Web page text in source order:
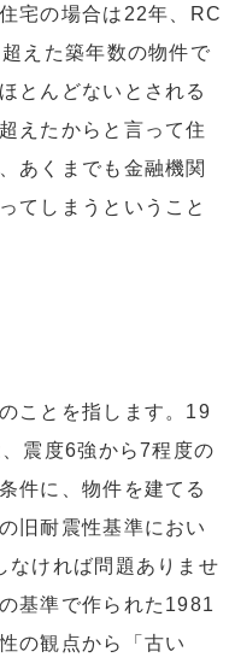
宅の場合は22年、RC
えた築年数の物件で
とんどないとされる
えたからと言って住
あくまでも金融機関
てしまうということ
ことを指します。19
震度6強から7程度の
件に、物件を建てる
旧耐震性基準におい
なければ問題ありませ
基準で作られた1981
の観点から「古い